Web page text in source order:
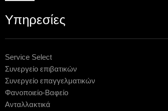
Υπηρεσίες
Service Select
Συνεργείο επιβατικών
Συνεργείο επαγγελματικών
Φανοποιείο-Βαφείο
Ανταλλακτικά